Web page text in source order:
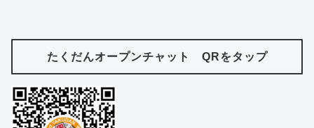
たくだんオープンチャット QRをタップ